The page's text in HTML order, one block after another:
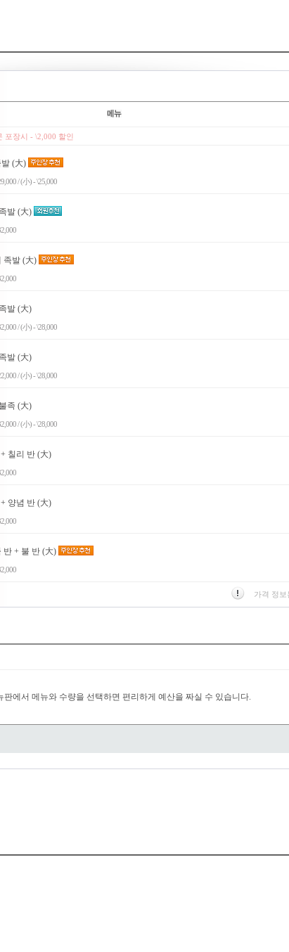
포장시 - \2,000 할인
발 (大)
/ (小) - \25,000
발 (大)
족발 (大)
발 (大)
/ (小) - \28,000
발 (大)
/ (小) - \28,000
족 (大)
/ (小) - \28,000
칠리 반 (大)
양념 반 (大)
반 + 불 반 (大)
가격 정보
판에서 메뉴와 수량을 선택하면 편리하게 예산을 짜실 수 있습니다.